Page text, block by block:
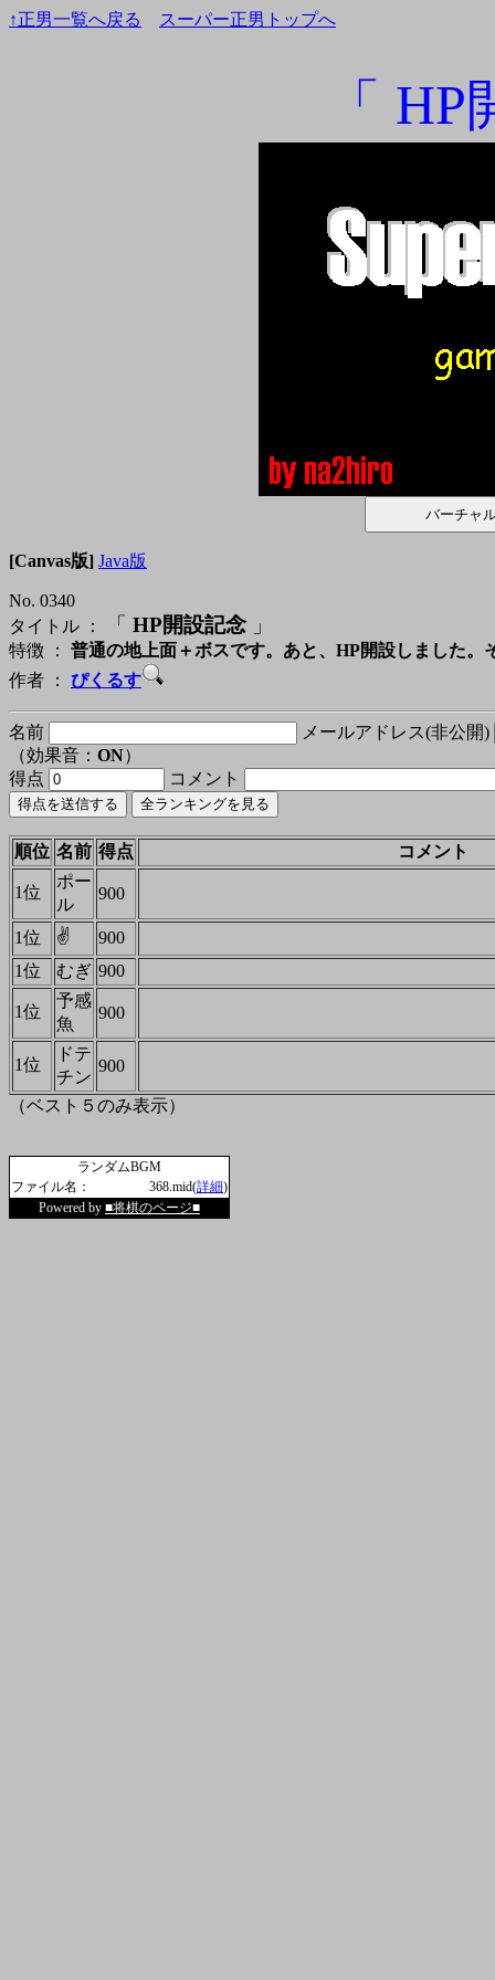
↑正男一覧へ戻る スーパー正男トップへ
「
[Canvas版] Java版
No. 0340
タイトル ：
「 HP開設記念 」
特徴 ： 普通の地上面＋ボスです。あと、HP開設しました。
作者 ： ぴくるす
名前
メールアドレス(非公開)
（効果音： ON）
得点
コメント
順位 名前 得点 コメント
1位
ポー
ル
900
1位 ✌
900
1位
むぎ 900
1位
予感
魚
900
1位
ドテ
チン
900
（ベスト５のみ表示）
ランダムBGM
ファイル名：
368.mid(詳細)
Powered by ■将棋のページ■